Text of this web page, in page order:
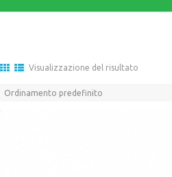
Visualizzazione del risultato